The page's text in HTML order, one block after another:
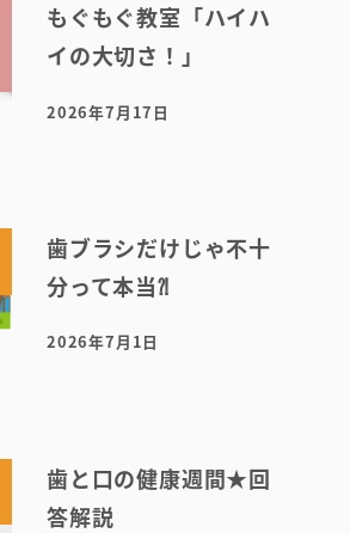
もぐもぐ教室「ハイハ
イの大切さ！」
投稿日
2026年7月17日
歯ブラシだけじゃ不十
分って本当⁈
投稿日
2026年7月1日
歯と口の健康週間★回
答解説